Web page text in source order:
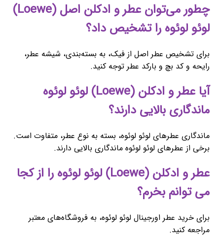
چطور می‌توان عطر و ادکلن اصل (Loewe)
لوئو لوئوه را تشخیص داد؟
برای تشخیص عطر اصل از فیک، به بسته‌بندی، شیشه عطر،
رایحه و کد بچ و بارکد عطر توجه کنید.
آیا عطر و ادکلن (Loewe) لوئو لوئوه
ماندگاری بالایی دارند؟
ماندگاری عطرهای لوئو لوئوه، بسته به نوع عطر، متفاوت است.
برخی از عطرهای لوئو لوئوه ماندگاری بالایی دارند.
عطر و ادکلن (Loewe) لوئو لوئوه را از کجا
می توانم بخرم؟
برای خرید عطر اورجینال لوئو لوئوه، به فروشگاه‌های معتبر
مراجعه کنید.